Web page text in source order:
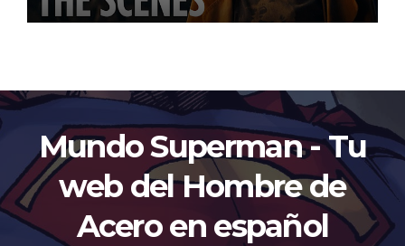
Mundo Superman - Tu
web del Hombre de
Acero en español